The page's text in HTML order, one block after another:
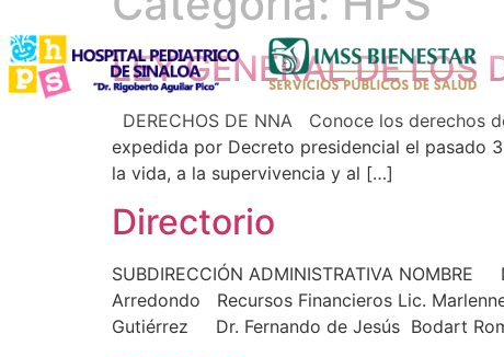
LEY GENERAL DE LOS
DERECHOS DE NNA Conoce los derechos
expedida por Decreto presidencial el pasado
la vida, a la supervivencia y al […]
Directorio
SUBDIRECCIÓN ADMINISTRATIVA
Arredondo Recursos Financieros Lic.
Gutiérrez Dr. Fernando de Jesús Bodart